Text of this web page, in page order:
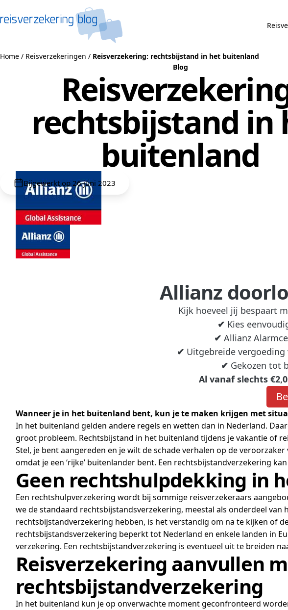
Home / Reisverzekeringen / Reisverzekering: rechtsbijstand in het buitenland
Blog
rechtsbijstand in
buitenland
Bijgewerkt op 26 juni 2023
Allianz
Kijk hoeveel jij bespaart
✔ Kies
✔ Allianz
✔ Uitgebreide
✔ Gekozen tot
Al vanaf slechts
Wanneer je in het buitenland bent, kun je te maken krijgen met
In het buitenland gelden andere regels en wetten dan in Nederland.
groot probleem. Rechtsbijstand in het buitenland tijdens je vakantie of
Stel, je bent aangereden en je wilt de schade verhalen op de
omdat je een ‘rijke’ buitenlander bent. Een rechtsbijstandverzekering
Geen rechtshulpdekking in
Een rechtshulpverzekering wordt bij sommige reisverzekeraars
we de standaard rechtsbijstandsverzekering, meestal als onderdeel
rechtsbijstandverzekering hebben, is het verstandig om na te kijken of
rechtsbijstandsverzekering beperkt tot Nederland en enkele landen in
verzekering. Een rechtsbijstandverzekering is eventueel uit te breiden
Reisverzekering aanvullen
rechtsbijstandverzekering
In het buitenland kun je op onverwachte moment geconfronteerd